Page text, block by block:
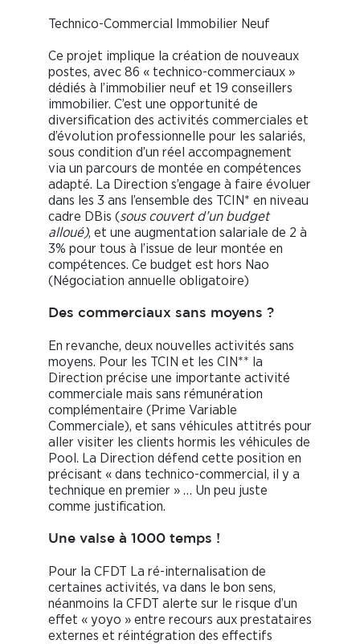
Technico-Commercial Immobilier Neuf
Ce projet implique la création de nouveaux
postes, avec 86 « technico-commerciaux »
dédiés à l’immobilier neuf et 19 conseillers
immobilier. C’est une opportunité de
diversification des activités commerciales et
d’évolution professionnelle pour les salariés,
sous condition d’un réel accompagnement
via un parcours de montée en compétences
adapté. La Direction s’engage à faire évoluer
dans les 3 ans l’ensemble des TCIN* en niveau
cadre DBis (sous couvert d’un budget
alloué), et une augmentation salariale de 2 à
3% pour tous à l’issue de leur montée en
compétences. Ce budget est hors Nao
(Négociation annuelle obligatoire)
Des commerciaux sans moyens ?
En revanche, deux nouvelles activités sans
moyens. Pour les TCIN et les CIN** la
Direction précise une importante activité
commerciale mais sans rémunération
complémentaire (Prime Variable
Commerciale), et sans véhicules attitrés pour
aller visiter les clients hormis les véhicules de
Pool. La Direction défend cette position en
précisant « dans technico-commercial, il y a
technique en premier » … Un peu juste
comme justification.
Une valse à 1000 temps !
Pour la CFDT La ré-internalisation de
certaines activités, va dans le bon sens,
néanmoins la CFDT alerte sur le risque d’un
effet « yoyo » entre recours aux prestataires
externes et réintégration des effectifs